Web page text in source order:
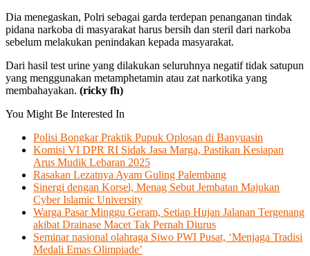
Dia menegaskan, Polri sebagai garda terdepan penanganan tindak
pidana narkoba di masyarakat harus bersih dan steril dari narkoba
sebelum melakukan penindakan kepada masyarakat.
Dari hasil test urine yang dilakukan seluruhnya negatif tidak satupun
yang menggunakan metamphetamin atau zat narkotika yang
membahayakan. (ricky fh)
You Might Be Interested In
Polisi Bongkar Praktik Pupuk Oplosan di Banyuasin
Komisi VI DPR RI Sidak Jasa Marga, Pastikan Kesiapan
Arus Mudik Lebaran 2025
Rasakan Lezatnya Ayam Guling Palembang
Sinergi dengan Korsel, Menag Sebut Jembatan Majukan
Cyber Islamic University
Warga Pasar Minggu Geram, Setiap Hujan Jalanan Tergenang
akibat Drainase Macet Tak Pernah Diurus
Seminar nasional olahraga Siwo PWI Pusat, ‘Menjaga Tradisi
Medali Emas Olimpiade’